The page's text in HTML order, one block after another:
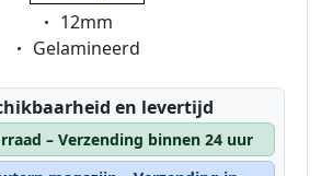
Eigenschaft:
12mm
Eigenschaft:
Gelamineerd
en levertijd
– Verzending binnen 24 uur